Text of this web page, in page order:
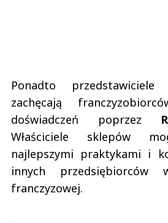
Ponadto
zachęcają
doświadczeń poprzez
Właściciele sklepów
najlepszymi praktykami i
innych przedsiębiorców
franczyzowej.